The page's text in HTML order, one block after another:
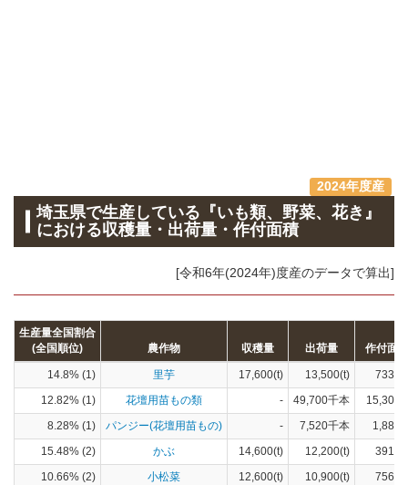
2024年度産
埼玉県で生産している『いも類、野菜、花き』
における収穫量・出荷量・作付面積
[令和6年(2024年)度産のデータで算出]
生産量全国割合
(全国順位)
農作物 収穫量 出荷量 作付面積
14.8% (1) 里芋 17,600(t) 13,500(t)
12.82% (1)
花壇用苗もの類 - 49,700千本
8.28% (1)
パンジー(花壇用苗もの) - 7,520千本
15.48% (2)
かぶ 14,600(t) 12,200(t)
10.66% (2)
小松菜 12,600(t) 10,900(t)